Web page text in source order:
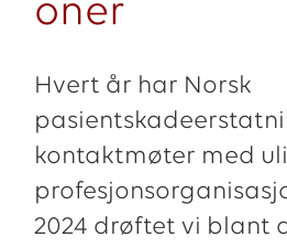
oner
Hvert år har Norsk
kontaktmøter med
2024 drøftet vi blant